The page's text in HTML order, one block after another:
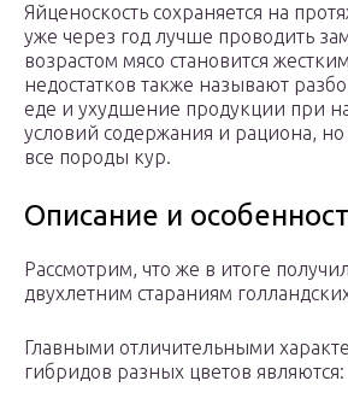
Яйценоскость сохраняется на
уже через год лучше проводить
возрастом мясо становится
недостатков также называют
еде и ухудшение продукции при
условий содержания и рациона,
все породы кур.
Описание и
Рассмотрим, что же в итоге
двухлетним стараниям
Главными отличительными
гибридов разных цветов являются: